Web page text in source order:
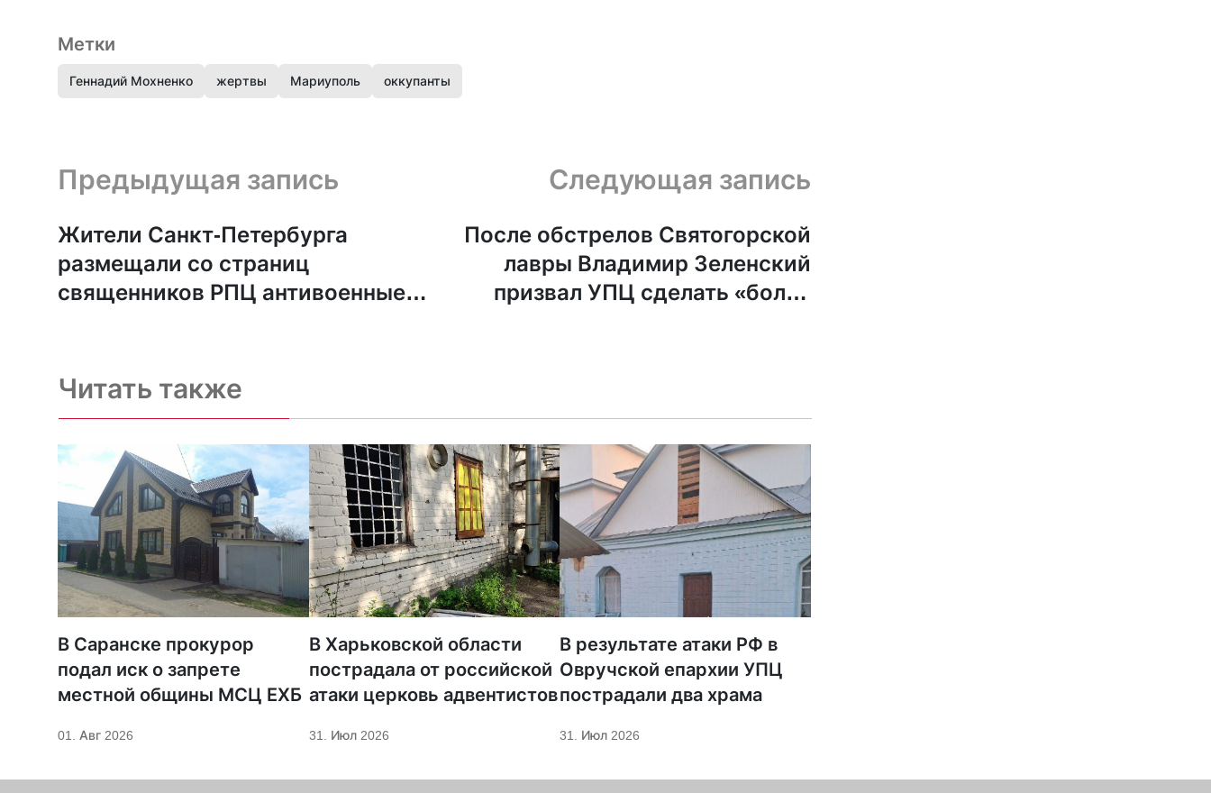
Метки
Геннадий Мохненко жертвы Мариуполь оккупанты
Предыдущая запись и следующая запись
Предыдущая запись
Жители Санкт-Петербурга
размещали со страниц
священников РПЦ антивоенные
Следующая запись
После обстрелов Святогорской
лавры Владимир Зеленский
призвал УПЦ сделать «более
Читать также
В Саранске прокурор
подал иск о запрете
местной общины МСЦ ЕХБ
01. Авг 2026
В Харьковской области
пострадала от российской
атаки церковь адвентистов
31. Июл 2026
В результате атаки РФ в
Овручской епархии УПЦ
пострадали два храма
31. Июл 2026